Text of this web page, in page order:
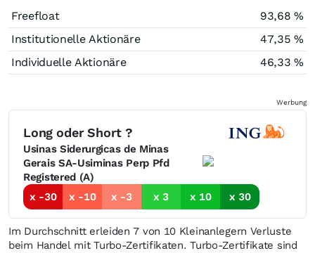
Freefloat
93,68 %
Institutionelle Aktionäre
47,35 %
Individuelle Aktionäre
46,33 %
Werbung
Long oder Short ?
Usinas Siderurgicas de Minas
Gerais SA-Usiminas Perp Pfd
Registered (A)
x -30
x -10 x -3 x 3 x 10 x 30
Im Durchschnitt erleiden 7 von 10 Kleinanlegern Verluste
beim Handel mit Turbo-Zertifikaten. Turbo-Zertifikate sind